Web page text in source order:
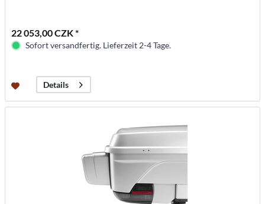
22 053,00 CZK *
Sofort versandfertig. Lieferzeit 2-4 Tage.
Details